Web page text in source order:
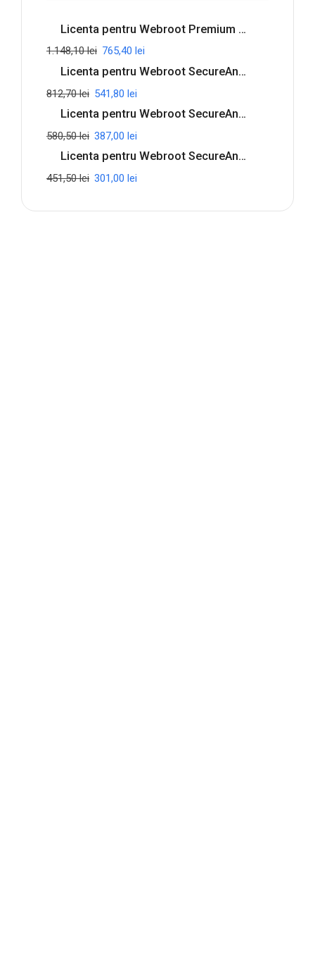
&
Canada
quantity
Licenta pentru Webroot Premium with Allstate Identity Protection - 1-Year / 5-Device
1.148,10lei 765,40 lei
Licenta pentru Webroot SecureAnywhere Internet Security Complete - 1-Year / 5-Device
812,70lei 541,80 lei
Licenta pentru Webroot SecureAnywhere Internet Security Plus - 1-Year / 3-Device
580,50lei 387,00 lei
Licenta pentru Webroot SecureAnywhere Antivirus - 1-Year / 3-Device
451,50lei 301,00 lei